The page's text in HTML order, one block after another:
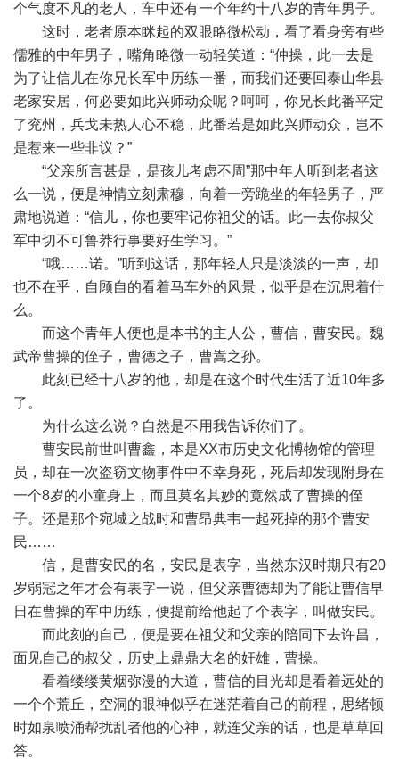
个气度不凡的老人，车中还有一个年约十八岁的青年男子。
这时，老者原本眯起的双眼略微松动，看了看身旁有些
儒雅的中年男子，嘴角略微一动轻笑道：“仲操，此一去是
为了让信儿在你兄长军中历练一番，而我们还要回泰山华县
老家安居，何必要如此兴师动众呢？呵呵，你兄长此番平定
了兖州，兵戈未热人心不稳，此番若是如此兴师动众，岂不
是惹来一些非议？”
“父亲所言甚是，是孩儿考虑不周”那中年人听到老者这
么一说，便是神情立刻肃穆，向着一旁跪坐的年轻男子，严
肃地说道：“信儿，你也要牢记你祖父的话。此一去你叔父
军中切不可鲁莽行事要好生学习。”
“哦……诺。”听到这话，那年轻人只是淡淡的一声，却
也不在乎，自顾自的看着马车外的风景，似乎是在沉思着什
么。
而这个青年人便也是本书的主人公，曹信，曹安民。魏
武帝曹操的侄子，曹德之子，曹嵩之孙。
此刻已经十八岁的他，却是在这个时代生活了近10年多
了。
为什么这么说？自然是不用我告诉你们了。
曹安民前世叫曹鑫，本是XX市历史文化博物馆的管理
员，却在一次盗窃文物事件中不幸身死，死后却发现附身在
一个8岁的小童身上，而且莫名其妙的竟然成了曹操的侄
子。还是那个宛城之战时和曹昂典韦一起死掉的那个曹安
民……
信，是曹安民的名，安民是表字，当然东汉时期只有20
岁弱冠之年才会有表字一说，但父亲曹德却为了能让曹信早
日在曹操的军中历练，便提前给他起了个表字，叫做安民。
而此刻的自己，便是要在祖父和父亲的陪同下去许昌，
面见自己的叔父，历史上鼎鼎大名的奸雄，曹操。
看着缕缕黄烟弥漫的大道，曹信的目光却是看着远处的
一个个荒丘，空洞的眼神似乎在迷茫着自己的前程，思绪顿
时如泉喷涌帮扰乱者他的心神，就连父亲的话，也是草草回
答。